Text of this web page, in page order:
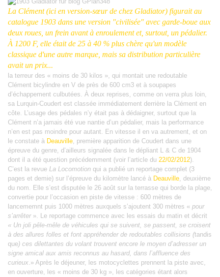
La Clément (ici en version-sœur de chez Gladiator) figurait au
catalogue 1903 dans une version "civilisée" avec garde-boue aux
deux roues, un frein avant à enroulement et, surtout, un pédalier.
À 1200 F, elle était de 25 à 40 % plus chère qu'un modèle
classique d'une autre marque, mais sa distribution particulière
avait un prix...
la terreur des « moins de 30 kilos », qui montait une redoutable
Clément bicylindre en V de près de 600 cm3 et à soupapes
d’échappement culbutées. À deux reprises, comme on verra plus loin,
sa Lurquin-Coudert est classée immédiatement derrière la Clément en
côte. L’usage des pédales n’y était pas à dédaigner, surtout que la
Clément n’a jamais été vue nantie d’un pédalier, mais la performance
n’en est pas moindre pour autant. En vitesse il en va autrement, et on
le constate à Deauville, première apparition de Coudert dans une
épreuve du genre, d’ailleurs signalée dans le dépliant L & C de 1904
dont il a été question précédemment (voir l’article du 22/02/2012).
C’est la revue La Locomotion qui a publié un reportage complet (3
pages et demie) sur l’épreuve du kilomètre lancé à Deauville, deuxième
du nom. Elle s’est disputée le 26 août sur la terrasse qui borde la plage,
convertie pour l’occasion en piste de vitesse : 600 mètres de
lancememnt puis 1000 mètres auxquels s’ajoutent 300 mètres « pour
s’arrêter ». Le reportage commence avec les essais du matin et décrit
« Un joli pêle-mêle de véhicules qui se suivent, se passent, se croisent
à des allures folles et font appréhender de redoutables collisions (tandis
que) ces dilettantes du volant trouvent encore le moyen d’adresser un
signe amical aux amis reconnus au hasard, dans l’affluence des
curieux.» Après le déjeuner, les motocyclettes prennent la piste avec,
en ouverture, les « moins de 30 kg », les catégories étant alors